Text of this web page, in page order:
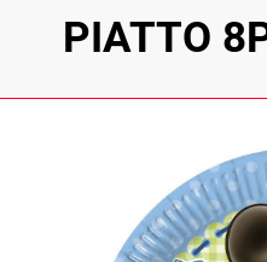
PIATTO